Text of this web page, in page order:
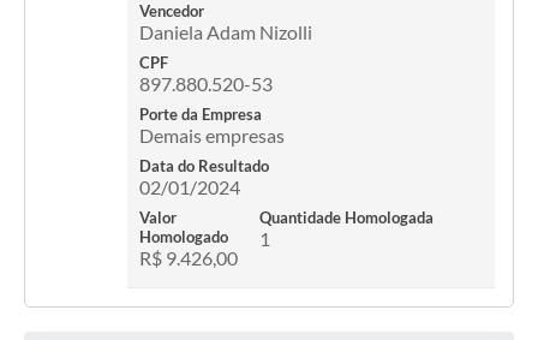
Vencedor
Daniela Adam Nizolli
CPF
897.880.520-53
Porte da Empresa
Demais empresas
Data do Resultado
02/01/2024
Valor
Homologado
R$ 9.426,00
Quantidade Homologada
1